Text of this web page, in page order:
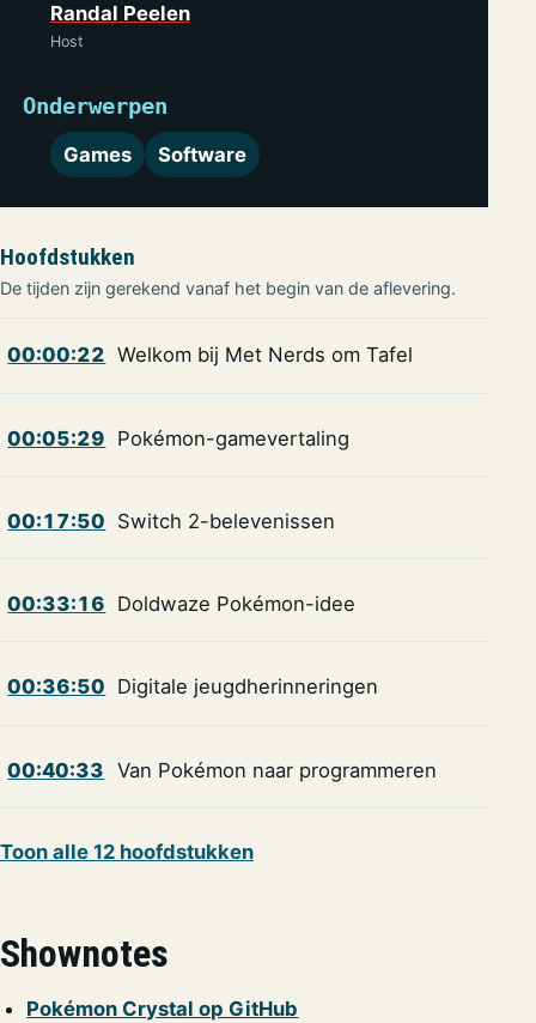
Randal Peelen
Host
Onderwerpen
Games Software
Hoofdstukken
De tijden zijn gerekend vanaf het begin van de aflevering.
00:00:22 Welkom bij Met Nerds om Tafel
00:05:29 Pokémon-gamevertaling
00:17:50 Switch 2-belevenissen
00:33:16 Doldwaze Pokémon-idee
00:36:50 Digitale jeugdherinneringen
00:40:33 Van Pokémon naar programmeren
Toon alle 12 hoofdstukken
Shownotes
Pokémon Crystal op GitHub